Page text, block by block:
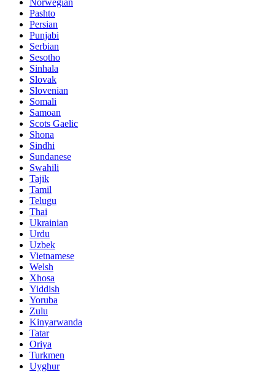
Norwegian
Pashto
Persian
Punjabi
Serbian
Sesotho
Sinhala
Slovak
Slovenian
Somali
Samoan
Scots Gaelic
Shona
Sindhi
Sundanese
Swahili
Tajik
Tamil
Telugu
Thai
Ukrainian
Urdu
Uzbek
Vietnamese
Welsh
Xhosa
Yiddish
Yoruba
Zulu
Kinyarwanda
Tatar
Oriya
Turkmen
Uyghur